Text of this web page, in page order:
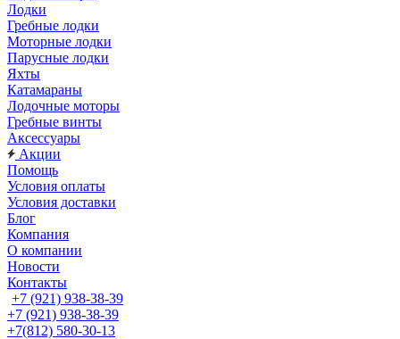
Лодки
Гребные лодки
Моторные лодки
Парусные лодки
Яхты
Катамараны
Лодочные моторы
Гребные винты
Аксессуары
Акции
Помощь
Условия оплаты
Условия доставки
Блог
Компания
О компании
Новости
Контакты
+7 (921) 938-38-39
+7 (921) 938-38-39
+7(812) 580-30-13